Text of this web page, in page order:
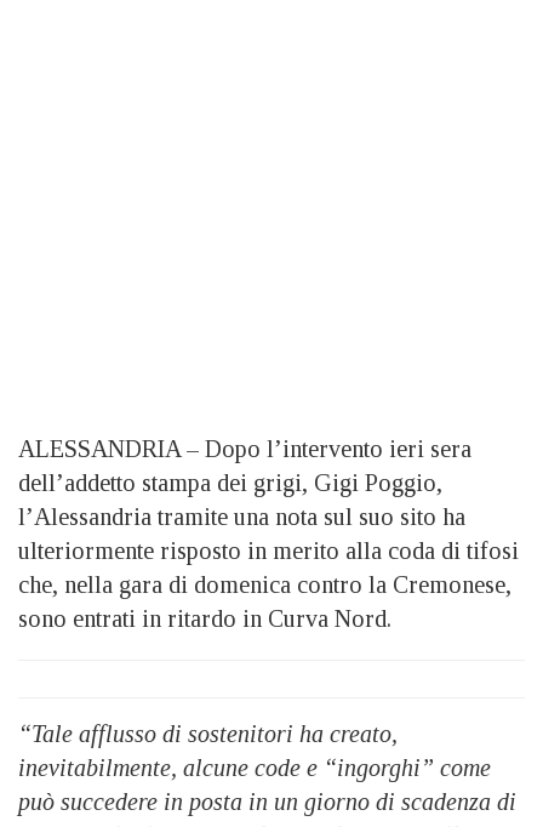
ALESSANDRIA – Dopo l’intervento ieri sera
dell’addetto stampa dei grigi, Gigi Poggio,
l’Alessandria tramite una nota sul suo sito ha
ulteriormente risposto in merito alla coda di tifosi
che, nella gara di domenica contro la Cremonese,
sono entrati in ritardo in Curva Nord.
“Tale afflusso di sostenitori ha creato,
inevitabilmente, alcune code e “ingorghi” come
può succedere in posta in un giorno di scadenza di